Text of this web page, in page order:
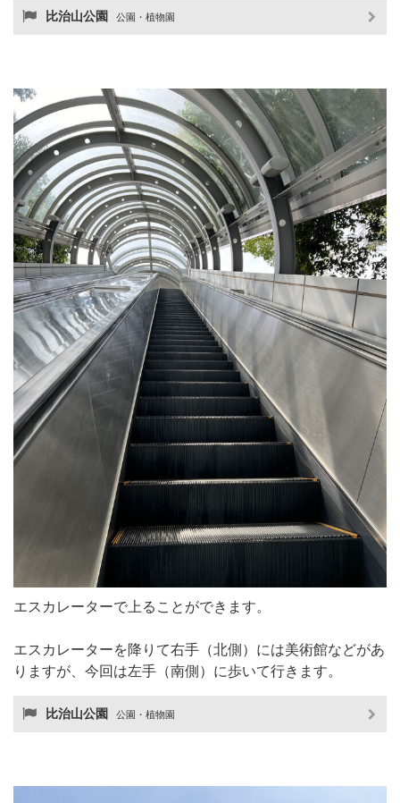
比治山公園 公園・植物園
エスカレーターで上ることができます。
エスカレーターを降りて右手（北側）には美術館などがあ
りますが、今回は左手（南側）に歩いて行きます。
比治山公園 公園・植物園